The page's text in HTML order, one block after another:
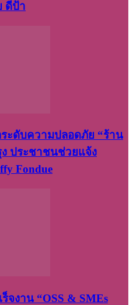
ดีป้า
ะดับความปลอดภัย “ร้าน
ประชาชนช่วยแจ้ง
Fondue
จงาน “OSS & SMEs